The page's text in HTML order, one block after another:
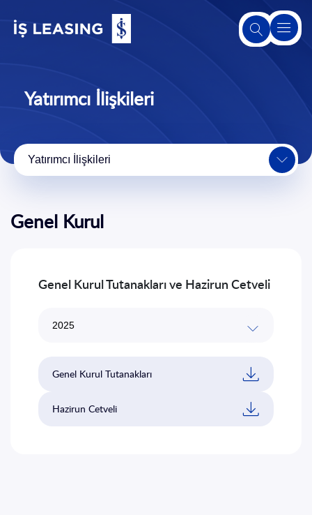
ve
Sürdürülebilirlik
Yatırımcı İlişkileri
Yatırımcı İlişkileri
Genel Kurul
Genel Kurul Tutanakları ve Hazirun Cetveli
Genel Kurul Tutanakları
Hazirun Cetveli